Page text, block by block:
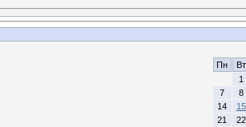
Пн
Вт
1
7
8
14
15
21
22